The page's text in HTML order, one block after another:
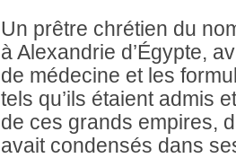
Un prêtre chrétien du
à Alexandrie d’Égypte,
de médecine et les
tels qu’ils étaient admis
de ces grands empires,
avait condensés dans